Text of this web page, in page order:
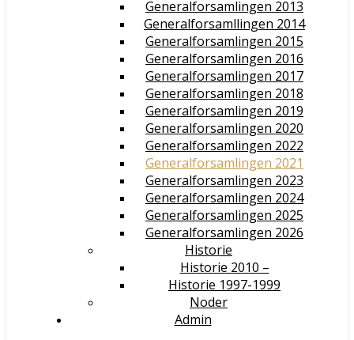
Generalforsamlingen 2013
Generalforsamllingen 2014
Generalforsamlingen 2015
Generalforsamlingen 2016
Generalforsamlingen 2017
Generalforsamlingen 2018
Generalforsamlingen 2019
Generalforsamlingen 2020
Generalforsamlingen 2022
Generalforsamlingen 2021
Generalforsamlingen 2023
Generalforsamlingen 2024
Generalforsamlingen 2025
Generalforsamlingen 2026
Historie
Historie 2010 –
Historie 1997-1999
Noder
Admin